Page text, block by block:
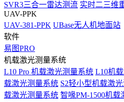
SVR3三合一雷达测流 实时二三维
UAV-PPK
UAV-381-PPK UBase无人机地面站
软件
易图PRO
机载激光测量系统
L10 Pro 机载激光测量系统 L10机
载激光测量系统 S2轻小型机载激
载激光测量系统 智喙PM-1500机载